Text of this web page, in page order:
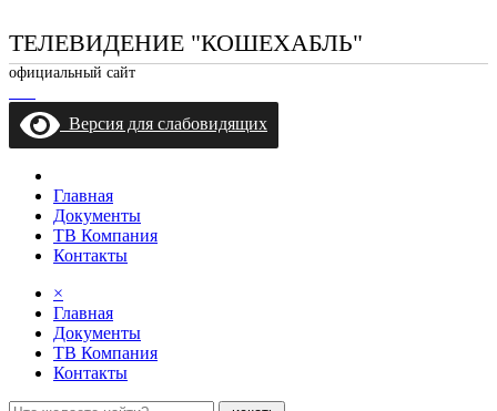
ТЕЛЕВИДЕНИЕ "КОШЕХАБЛЬ"
официальный сайт
Версия для слабовидящих
Главная
Документы
ТВ Компания
Контакты
×
Главная
Документы
ТВ Компания
Контакты